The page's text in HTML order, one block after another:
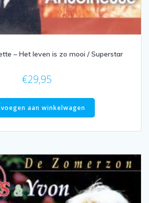
– Het leven is zo mooi / Superstar
€29,95
aan winkelwagen